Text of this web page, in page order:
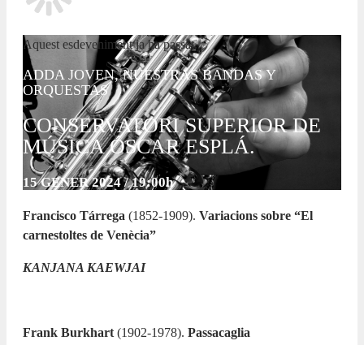
Aquest esdeveniment ja ha passat.
ADDA JOVEN, NUESTRAS BANDAS Y
ORQUESTAS
CONSERVATORI SUPERIOR DE
MÚSICA ÓSCAR ESPLÁ.
15 GENER 2024 / 19:00h
Francisco Tárrega (1852-1909). Variacions sobre “El
carnestoltes de Venècia”
KANJANA KAEWJAI
Frank Burkhart (1902-1978). Passacaglia